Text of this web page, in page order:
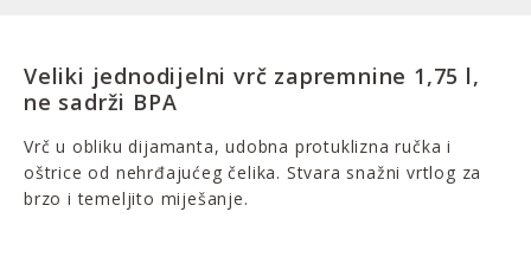
Veliki jednodijelni vrč zapremnine 1,75 l,
ne sadrži BPA
Vrč u obliku dijamanta, udobna protuklizna ručka i
oštrice od nehrđajućeg čelika. Stvara snažni vrtlog za
brzo i temeljito miješanje.